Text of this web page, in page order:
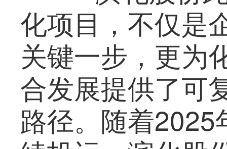
化项目，不仅是
关键一步，更为
合发展提供了可
路径。随着